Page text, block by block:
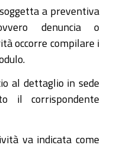
a preventiva
denuncia o
occorre compilare i
al dettaglio in sede
il corrispondente
va indicata come